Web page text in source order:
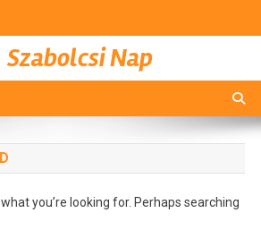
Szabolcsi Nap
you’re looking for. Perhaps searching